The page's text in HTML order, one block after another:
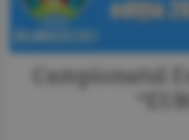
Campionatul